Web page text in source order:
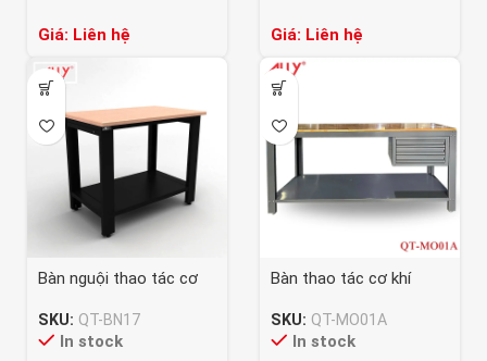
Giá: Liên hệ Giá: Liên hệ
Bàn nguội thao tác cơ
SKU: QT-BN17
In stock
Bàn thao tác cơ khí
SKU: QT-MO01A
In stock